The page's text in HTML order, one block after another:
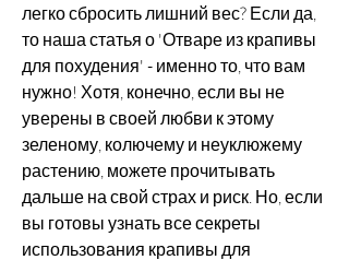
легко сбросить лишний вес? Если да,
то наша статья о 'Отваре из крапивы
для похудения' - именно то, что вам
нужно! Хотя, конечно, если вы не
уверены в своей любви к этому
зеленому, колючему и неуклюжему
растению, можете прочитывать
дальше на свой страх и риск. Но, если
вы готовы узнать все секреты
использования крапивы для